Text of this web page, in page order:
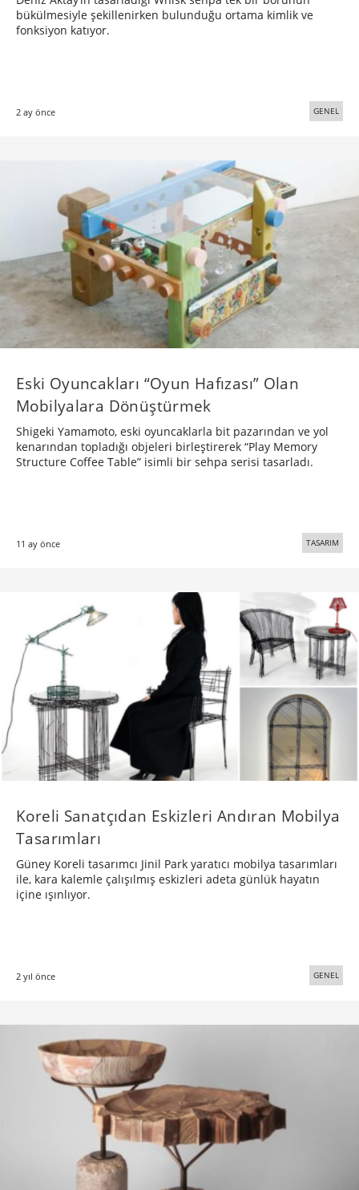
bükülmesiyle şekillenirken bulunduğu ortama kimlik ve
fonksiyon katıyor.
2 ay önce GENEL
Eski Oyuncakları “Oyun Hafızası” Olan
Mobilyalara Dönüştürmek
Shigeki Yamamoto, eski oyuncaklarla bit pazarından ve yol
kenarından topladığı objeleri birleştirerek “Play Memory
Structure Coffee Table” isimli bir sehpa serisi tasarladı.
11 ay önce TASARIM
Koreli Sanatçıdan Eskizleri Andıran Mobilya
Tasarımları
Güney Koreli tasarımcı Jinil Park yaratıcı mobilya tasarımları
ile, kara kalemle çalışılmış eskizleri adeta günlük hayatın
içine ışınlıyor.
2 yıl önce GENEL